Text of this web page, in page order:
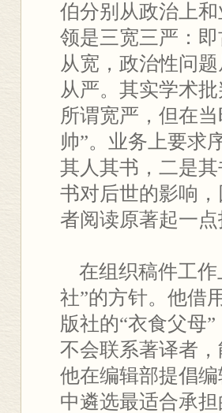
伯分别从政治上
领是三宽三严：
从宽，政治性问
从严。其实学术
所谓宽严，但在
帅”。业务上要求
其人其书，二是
书对后世的影响
者阅读原著起一点
在组织稿件工作
社”的方针。他借
版社的“衣食父母
不会联系著译者
他在编辑部提倡
中遴选最适合承